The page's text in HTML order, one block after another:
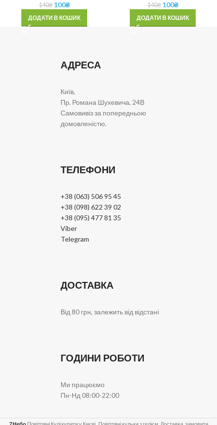
140₴ 100₴
ДОДАТИ В КОШИК
140₴ 100₴
ДОДАТИ В КОШИК
АДРЕСА
Київ,
Пр. Романа Шухевича, 24В
Самовивіз за попередньою
домовленістю.
ТЕЛЕФОНИ
+38 (063) 506 95 45
+38 (098) 622 39 02
+38 (095) 477 81 35
Viber
Telegram
ДОСТАВКА
Від 80 грн, залежить від відстані
ГОДИНИ РОБОТИ
Ми працюємо
Пн-Нд 08:00-22:00